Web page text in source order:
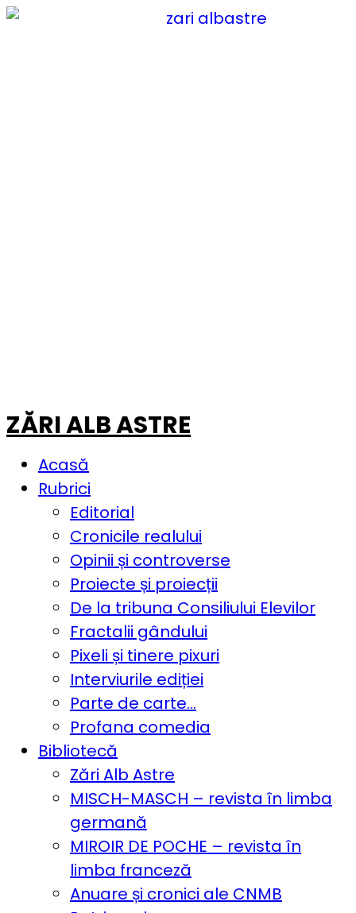
ZĂRI ALB ASTRE
Acasă
Rubrici
Editorial
Cronicile realului
Opinii și controverse
Proiecte și proiecții
De la tribuna Consiliului Elevilor
Fractalii gândului
Pixeli și tinere pixuri
Interviurile ediției
Parte de carte…
Profana comedia
Bibliotecă
Zări Alb Astre
MISCH-MASCH – revista în limba
germană
MIROIR DE POCHE – revista în
limba franceză
Anuare și cronici ale CNMB